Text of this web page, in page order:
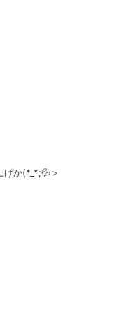
げか(*_*;💦＞